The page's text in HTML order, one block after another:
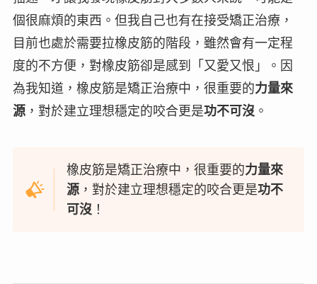
個很麻煩的東西。但我自己也有在接受矯正治療，
目前也處於需要拉橡皮筋的階段，雖然會有一定程
度的不方便，對橡皮筋卻是感到「 又愛又恨 」。因
為我知道，橡皮筋是矯正治療中，很重要的力量來
源，對於建立理想穩定的咬合更是功不可沒 。
橡皮筋是矯正治療中，很重要的力量來
源 ，對於建立理想穩定的咬合更是功不
可沒 ！